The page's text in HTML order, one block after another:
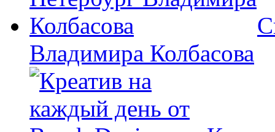
Владимира Колбасова